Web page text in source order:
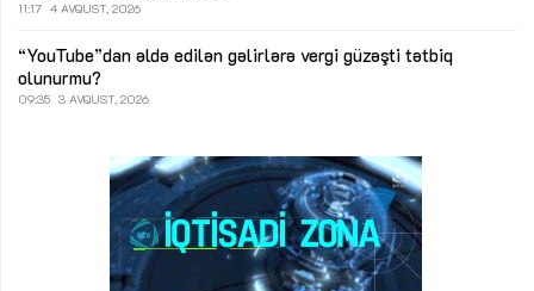
11:17 4 AVQUST, 2026
“YouTube”dan əldə edilən gəlirlərə vergi güzəşti tətbiq
olunurmu?
09:35 3 AVQUST, 2026